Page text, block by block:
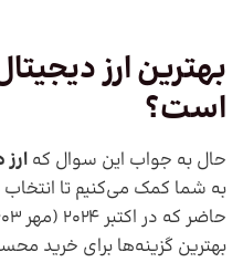
بهترین ارز
است؟
حال به جواب این سوال که
به شما کمک می‌کنیم تا
بهترین گزینه‌ها برای خرید